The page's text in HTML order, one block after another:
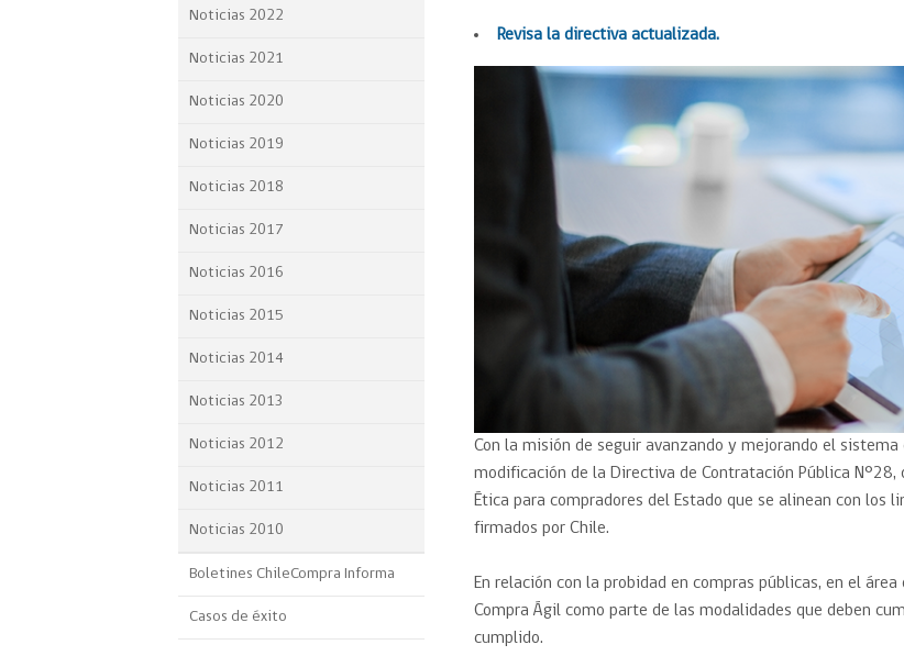
Asesorías estratégicas
Compras Coordinadas
Datos Abiertos
API de Mercado Público
Emergencias
electrónica
Compra Pública de
Innovación
Gestión de Contratos
Compras públicas con
perspectiva de género
Noticias 2022
Noticias 2021
Noticias 2020
Noticias 2019
Noticias 2018
Noticias 2017
Noticias 2016
Noticias 2015
Noticias 2014
Noticias 2013
Noticias 2012
Noticias 2011
Noticias 2010
Boletines ChileCompra Informa
Casos de éxito
Revisa la directiva actualizada.
Con la misión de seguir avanzando y mejorando el
modificación de la Directiva de Contratación Pública
Ética para compradores del Estado que se alinean con
firmados por Chile.
En relación con la probidad en compras públicas, en el
Compra Ágil como parte de las modalidades que deben
cumplido.